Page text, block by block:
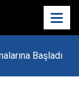
Başladı